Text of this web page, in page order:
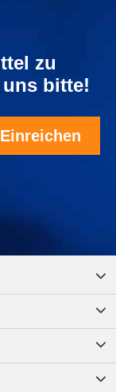
zu
bitte!
Einreichen